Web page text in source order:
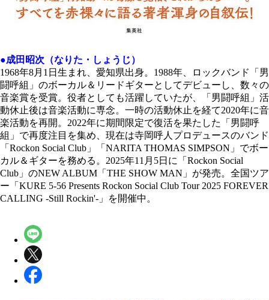
●成田昭次（なりた・しょうじ）
1968年8月1日生まれ、愛知県出身。1988年、ロックバンド「男
闘呼組」のボーカル＆リードギターとしてデビューし、数々の
音楽賞を受賞。役者としても活躍していたが、「男闘呼組」活
動休止後は音楽活動に専念。一時の活動休止を経て2020年に音
楽活動を再開。2022年に期間限定で復活を果たした「男闘呼
組」で再度注目を集め、現在は寺岡呼人プロデュースのバンド
「Rockon Social Club」「NARITA THOMAS SIMPSON」でボー
カル＆ギターを務める。2025年11月5日に「Rockon Social
Club」のNEW ALBUM「THE SHOW MAN」が発売。全国ツア
ー「KURE 5-56 Presents Rockon Social Club Tour 2025 FOREVER
CALLING -Still Rockin'-」を開催中。